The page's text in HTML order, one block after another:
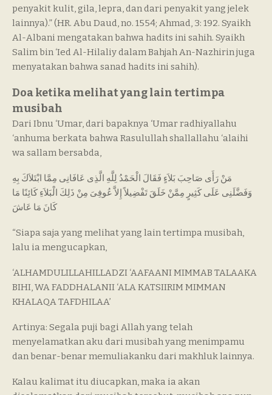
penyakit kulit, gila, lepra, dan dari penyakit yang jelek
lainnya).” (HR. Abu Daud, no. 1554; Ahmad, 3: 192. Syaikh
Al-Albani mengatakan bahwa hadits ini sahih. Syaikh
Salim bin ‘Ied Al-Hilaliy dalam Bahjah An-Nazhirin juga
menyatakan bahwa sanad hadits ini sahih).
Doa ketika melihat yang lain tertimpa
musibah
Dari Ibnu ‘Umar, dari bapaknya ‘Umar radhiyallahu
‘anhuma berkata bahwa Rasulullah shallallahu ‘alaihi
wa sallam bersabda,
مَنْ رَأَى صَاحِبَ بَلاَءٍ فَقَالَ الْحَمْدُ لِلَّهِ الَّذِى عَافَانِى مِمَّا ابْتَلاَكَ بِهِ
وَفَضَّلَنِى عَلَى كَثِيرٍ مِمَّنْ خَلَقَ تَفْضِيلاً إِلاَّ عُوفِىَ مِنْ ذَلِكَ الْبَلاَءِ كَائِنًا مَا
كَانَ مَا عَاشَ
“Siapa saja yang melihat yang lain tertimpa musibah,
lalu ia mengucapkan,
‘ALHAMDULILLAHILLADZI ‘AAFAANI MIMMAB TALAAKA
BIHI, WA FADDHALANII ‘ALA KATSIIRIM MIMMAN
KHALAQA TAFDHILAA’
Artinya: Segala puji bagi Allah yang telah
menyelamatkan aku dari musibah yang menimpamu
dan benar-benar memuliakanku dari makhluk lainnya.
Kalau kalimat itu diucapkan, maka ia akan